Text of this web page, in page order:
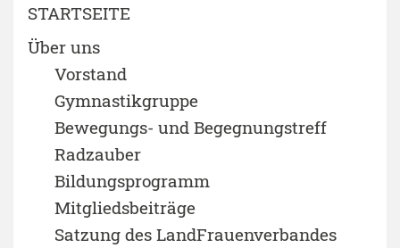
STARTSEITE
Über uns
Vorstand
Gymnastikgruppe
Bewegungs- und Begegnungstreff
Radzauber
Bildungsprogramm
Mitgliedsbeiträge
Satzung des LandFrauenverbandes